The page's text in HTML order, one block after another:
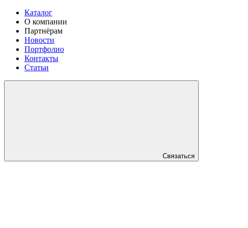
Каталог
О компании
Партнёрам
Новости
Портфолио
Контакты
Статьи
Связаться